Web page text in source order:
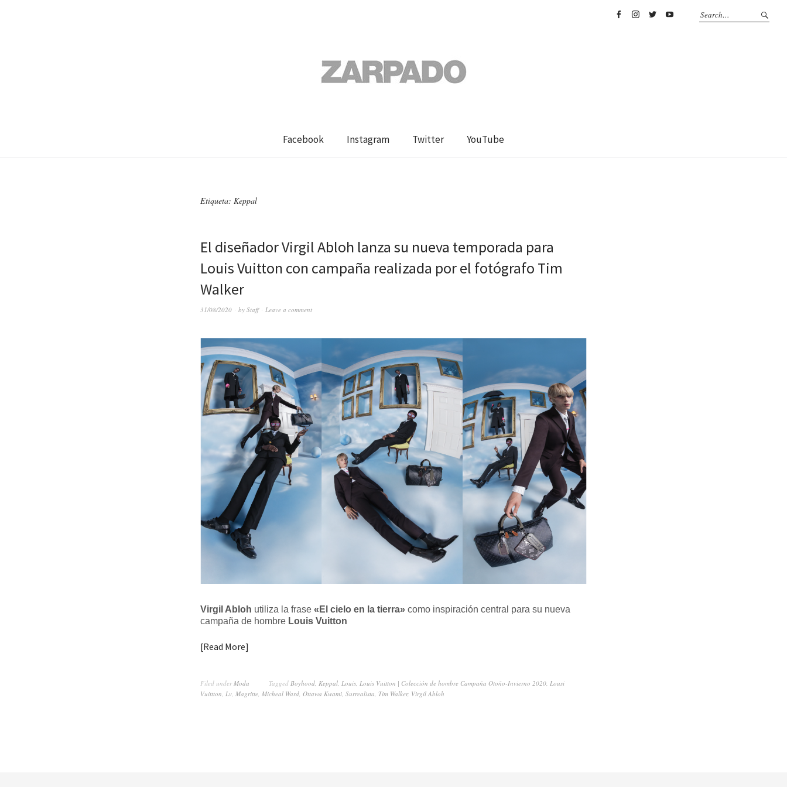
Facebook Instagram Twitter YouTube
Etiqueta: Keppal
El diseñador Virgil Abloh lanza su nueva temporada para
Louis Vuitton con campaña realizada por el fotógrafo Tim
Walker
31/08/2020 by Staff Leave a comment
Virgil Abloh utiliza la frase «El cielo en la tierra» como inspiración central para su nueva
campaña de hombre Louis Vuitton
Read More
Filed under Moda Tagged Boyhood Keppal Louis Louis Vuitton | Colección de hombre Campaña Otoño-Invierno 2020 Lousi
Vuittton Lv Magritte Micheal Ward Ottawa Kwami Surrealista Tim Walker, Virgil Abloh